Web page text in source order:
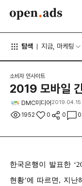
탐색 지금, 마케팅
소비자 인사이트
2019 모바일
DMC미디어 2019.04.15
1952 0 0 0
한국은행이 발표한
현황’에 따르면, 지난